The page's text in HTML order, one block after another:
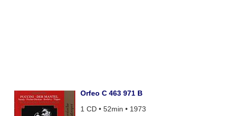
Orfeo C 463 971 B
1 CD • 52min • 1973